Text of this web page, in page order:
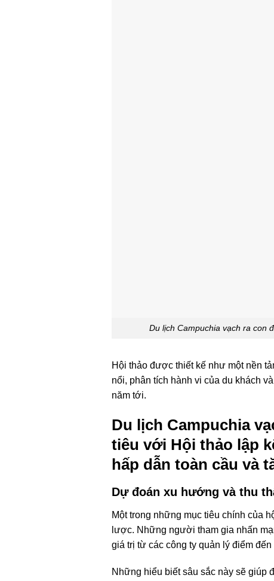
Du lịch Campuchia vạch ra con
Hội thảo được thiết kế như một nền
nổi, phân tích hành vi của du khách
năm tới.
Du lịch Campuchia
tiêu với Hội thảo lập
hấp dẫn toàn cầu và
Dự đoán xu hướng và thu
Một trong những mục tiêu chính của
lược. Những người tham gia nhấn
giá trị từ các công ty quản lý điểm
Những hiểu biết sâu sắc này sẽ giúp